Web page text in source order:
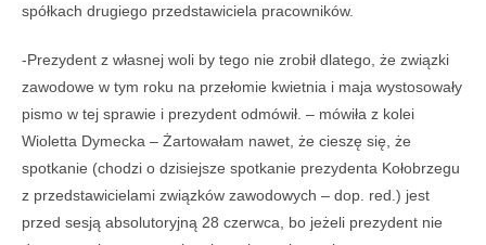
spółkach drugiego przedstawiciela pracowników.
-Prezydent z własnej woli by tego nie zrobił dlatego, że związki
zawodowe w tym roku na przełomie kwietnia i maja wystosowały
pismo w tej sprawie i prezydent odmówił. – mówiła z kolei
Wioletta Dymecka – Żartowałam nawet, że cieszę się, że
spotkanie (chodzi o dzisiejsze spotkanie prezydenta Kołobrzegu
z przedstawicielami związków zawodowych – dop. red.) jest
przed sesją absolutoryjną 28 czerwca, bo jeżeli prezydent nie